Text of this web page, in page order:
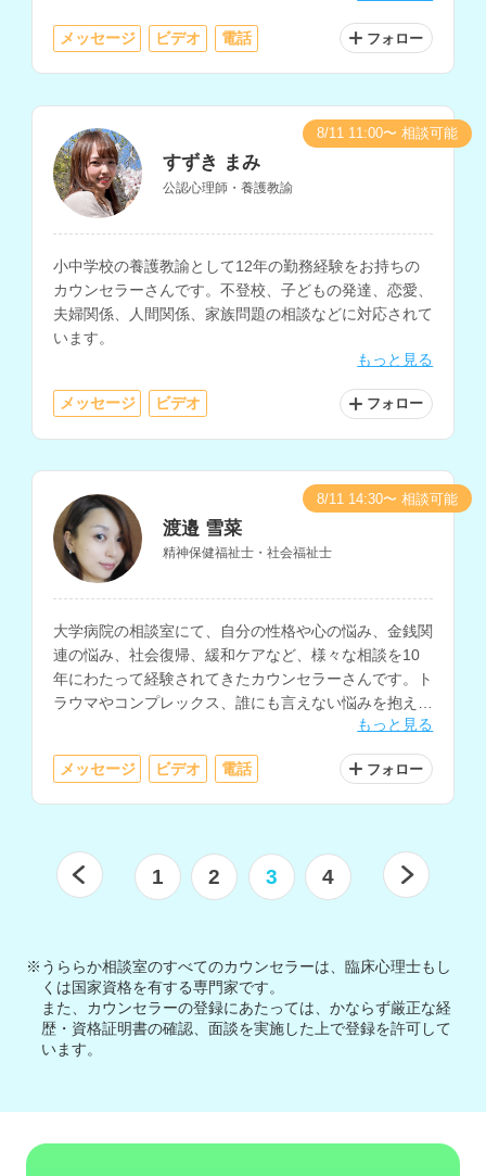
メッセージ ビデオ 電話 フォロー
すずき まみ
公認心理師・養護教諭
小中学校の養護教諭として12年の勤務経験をお持ちの
カウンセラーさんです。不登校、子どもの発達、恋愛、
夫婦関係、人間関係、家族問題の相談などに対応されて
います。
もっと見る
メッセージ ビデオ フォロー
8/11 11:00〜 相談可能
渡邉 雪菜
精神保健福祉士・社会福祉士
大学病院の相談室にて、自分の性格や心の悩み、金銭関
連の悩み、社会復帰、緩和ケアなど、様々な相談を10
年にわたって経験されてきたカウンセラーさんです。ト
ラウマやコンプレックス、誰にも言えない悩みを抱えて
もっと見る
メッセージ ビデオ 電話 フォロー
8/11 14:30〜 相談可能
1 2 3 4
※うららか相談室のすべてのカウンセラーは、臨床心理士もし
くは国家資格を有する専門家です。
また、カウンセラーの登録にあたっては、かならず厳正な経
歴・資格証明書の確認、面談を実施した上で登録を許可して
います。